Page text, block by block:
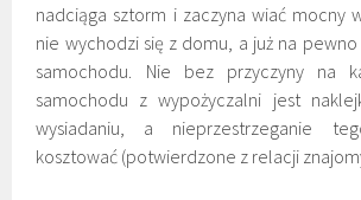
nadciąga sztorm i zaczyna wiać mocny
nie wychodzi się z domu, a już na
samochodu. Nie bez przyczyny na
samochodu z wypożyczalni jest
wysiadaniu, a nieprzestrzeganie
kosztować (potwierdzone z relacji